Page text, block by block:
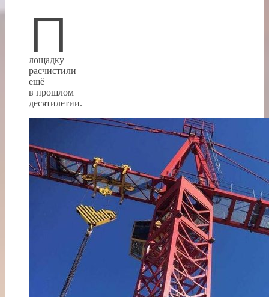
П
лощадку
расчистили
ещё
в прошлом
десятилетии.